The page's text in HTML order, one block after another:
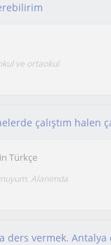
ve ortaokul
Türkçe
Alanimda